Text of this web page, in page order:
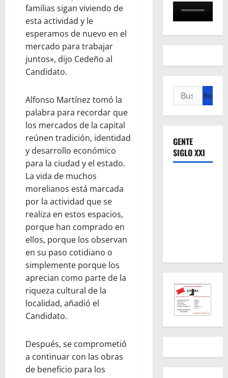
familias sigan viviendo de
esta actividad y le
esperamos de nuevo en el
mercado para trabajar
juntos», dijo Cedeño al
Candidato.
Alfonso Martínez tomó la
palabra para recordar que
los mercados de la capital
reúnen tradición, identidad
y desarrollo económico
para la ciudad y el estado.
La vida de muchos
morelianos está marcada
por la actividad que se
realiza en estos espacios,
porque han comprado en
ellos, porque los observan
en su paso cotidiano o
simplemente porque los
aprecian como parte de la
riqueza cultural de la
localidad, añadió el
Candidato.
Después, se comprometió
a continuar con las obras
de beneficio para los
Buscar:
GENTE
SIGLO XXI